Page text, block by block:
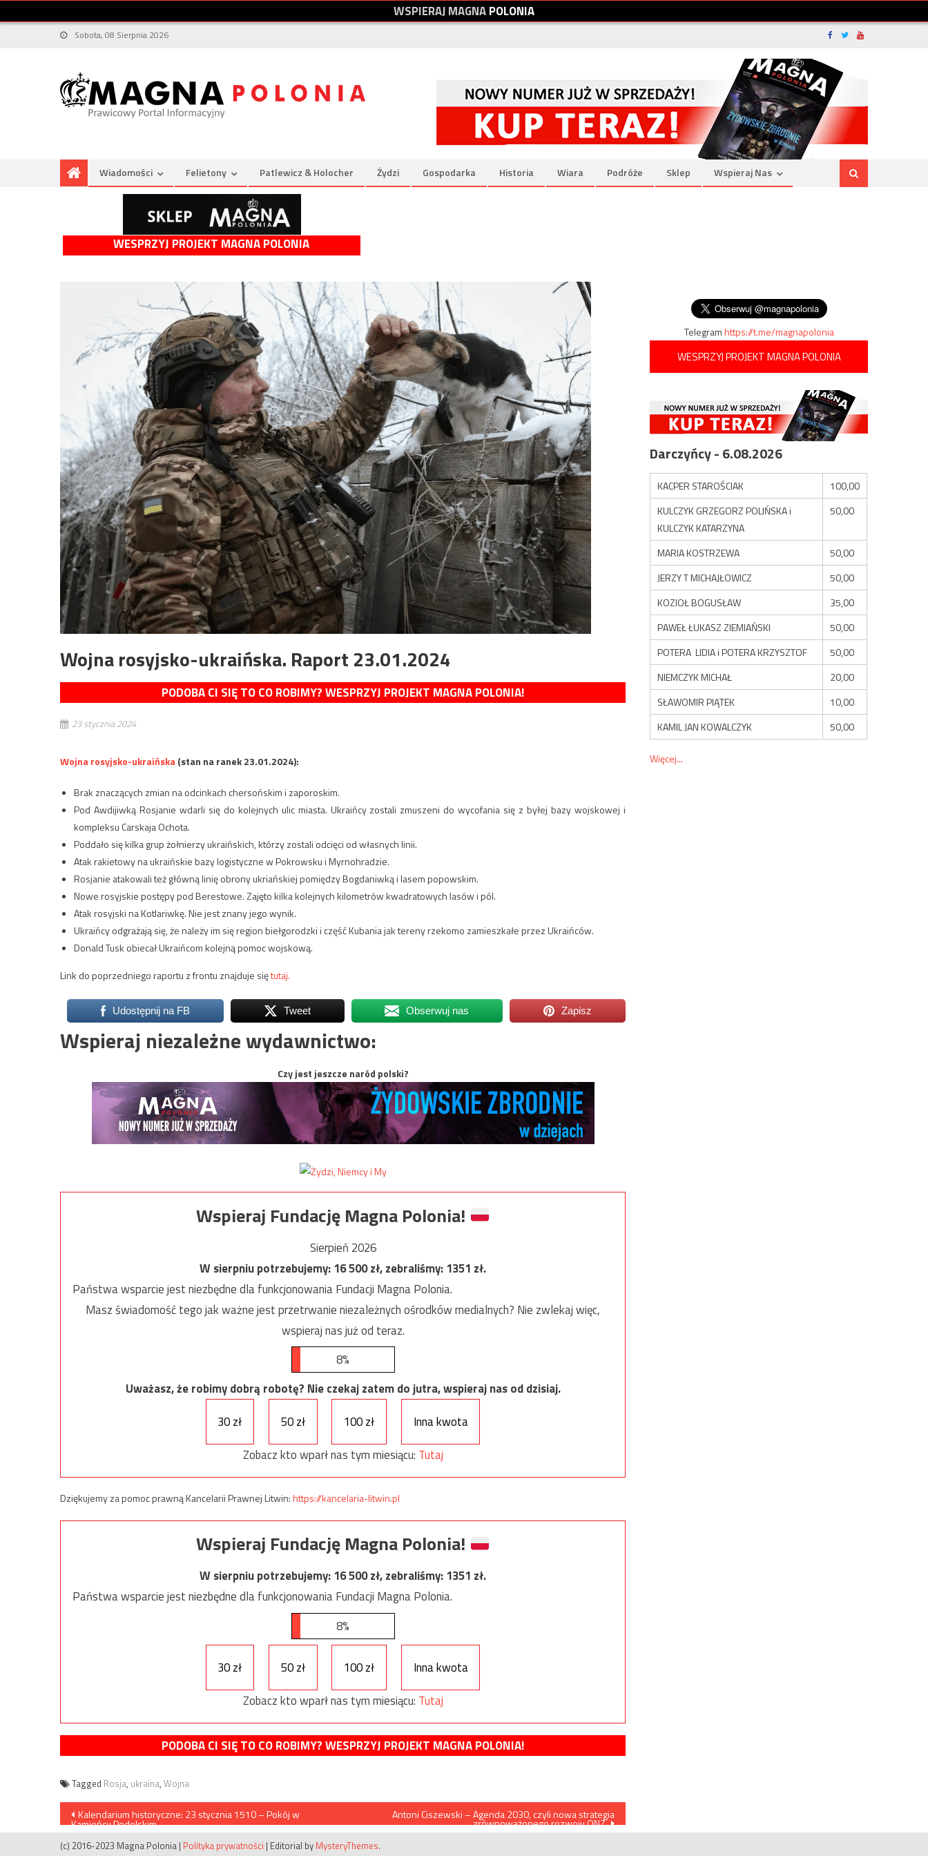
WSPIERAJMAGNAPOLONIA
Sobota, 08 Sierpnia 2026
Wiadomości Felietony Patlewicz & Holocher Żydzi Gospodarka Historia Wiara Podróże Sklep Wspieraj Nas
WESPRZYJ PROJEKT MAGNA POLONIA
Wojna rosyjsko-ukraińska. Raport 23.01.2024
PODOBA CI SIĘ TO CO ROBIMY? WESPRZYJ PROJEKT MAGNA POLONIA!
23 stycznia 2024
Wojna rosyjsko-ukraińska(stan na ranek 23.01.2024):
Brak znaczących zmian na odcinkach chersońskim i zaporoskim.
Pod Awdijiwką Rosjanie wdarli się do kolejnych ulic miasta. Ukraińcy zostali zmuszeni do wycofania się z byłej bazy wojskowej i
kompleksu Carskaja Ochota.
Poddało się kilka grup żołnierzy ukraińskich, którzy zostali odcięci od własnych linii.
Atak rakietowy na ukraińskie bazy logistyczne w Pokrowsku i Myrnohradzie.
Rosjanie atakowali też główną linię obrony ukriańskiej pomiędzy Bogdaniwką i lasem popowskim.
Nowe rosyjskie postępy pod Berestowe. Zajęto kilka kolejnych kilometrów kwadratowych lasów i pól.
Atak rosyjski na Kotlariwkę. Nie jest znany jego wynik.
Ukraińcy odgrażają się, że należy im się region biełgorodzki i część Kubania jak tereny rzekomo zamieszkałe przez Ukraińców.
Donald Tusk obiecał Ukraińcom kolejną pomoc wojskową.
Link do poprzedniego raportu z frontu znajduje siętutaj.
Udostępnij na FB Tweet Obserwuj nas Zapisz
Wspieraj niezależne wydawnictwo:
Czy jest jeszcze naród polski?
Wspieraj Fundację Magna Polonia!
Sierpień 2026
W sierpniu potrzebujemy:16 500zł, zebraliśmy:1351 zł.
Państwa wsparcie jest niezbędne dla funkcjonowania Fundacji Magna Polonia.
Masz świadomość tego jak ważne jest przetrwanie niezależnych ośrodków medialnych? Nie zwlekaj więc,
wspieraj nas już od teraz.
8%
Uważasz, że robimy dobrą robotę? Nie czekaj zatem do jutra, wspieraj nas od dzisiaj.
30 zł
50 zł 100 zł
Inna kwota
Zobacz kto wparł nas tym miesiącu: Tutaj
Dziękujemy za pomoc prawną Kancelarii Prawnej Litwin:https://kancelaria-litwin.pl
Wspieraj Fundację Magna Polonia!
W sierpniu potrzebujemy:16 500zł, zebraliśmy:1351 zł.
Państwa wsparcie jest niezbędne dla funkcjonowania Fundacji Magna Polonia.
8%
30 zł 50 zł 100 zł
Inna kwota
Zobacz kto wparł nas tym miesiącu: Tutaj
PODOBA CI SIĘ TO CO ROBIMY? WESPRZYJ PROJEKT MAGNA POLONIA!
Tagged Rosja, ukraina, Wojna
Nawigacja
wpisu
Kalendarium historyczne: 23 stycznia 1510 – Pokój w
Kamieńcu Podolskim
Antoni Ciszewski – Agenda 2030, czyli nowa strategia
zrównoważonego rozwoju ONZ.
Telegramhttps://t.me/magnapolonia
WESPRZYJ PROJEKT MAGNA POLONIA
Darczyńcy - 6.08.2026
KACPER STAROŚCIAK
100,00
KULCZYK GRZEGORZ POLIŃSKA i
KULCZYK KATARZYNA
50,00
MARIA KOSTRZEWA
50,00
JERZY T MICHAJŁOWICZ
50,00
KOZIOŁ BOGUSŁAW
35,00
PAWEŁ ŁUKASZ ZIEMIAŃSKI
50,00
POTERA LIDIA i POTERA KRZYSZTOF
50,00
NIEMCZYK MICHAŁ
20,00
SŁAWOMIR PIĄTEK
10,00
KAMIL JAN KOWALCZYK
50,00
Więcej...
(c) 2016-2023 Magna Polonia | Polityka prywatności | Editorial by MysteryThemes.